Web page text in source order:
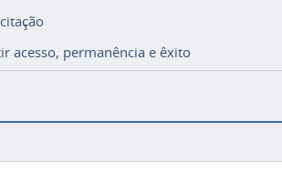
acesso, permanência e êxito